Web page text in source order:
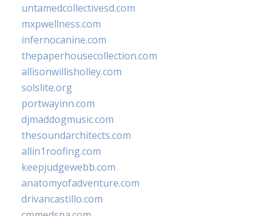
untamedcollectivesd.com
mxpwellness.com
infernocanine.com
thepaperhousecollection.com
allisonwillisholley.com
solslite.org
portwayinn.com
djmaddogmusic.com
thesoundarchitects.com
allin1roofing.com
keepjudgewebb.com
anatomyofadventure.com
drivancastillo.com